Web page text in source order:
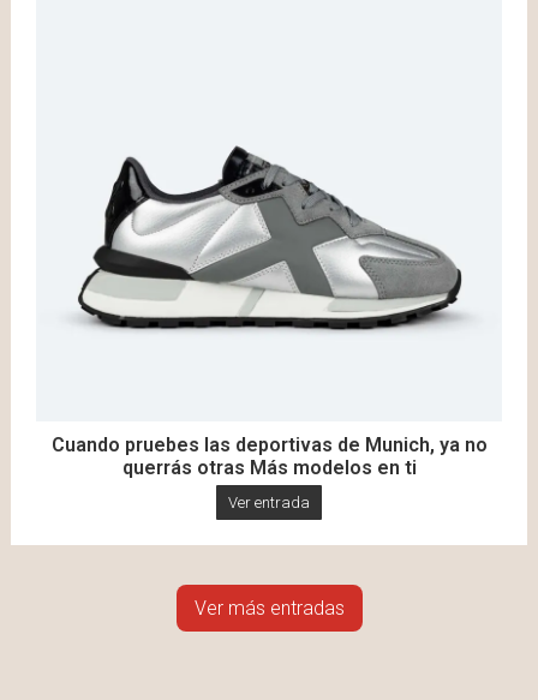
Cuando pruebes las deportivas de Munich, ya no
querrás otras Más modelos en ti
Ver entrada
Ver más entradas